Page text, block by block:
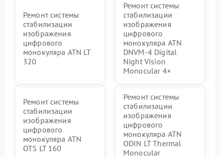
Ремонт системы
стабилизации
изображения
цифрового
монокуляра ATN LT
320
Ремонт системы
стабилизации
изображения
цифрового
монокуляра ATN
DNVM-4 Digital
Night Vision
Monocular 4×
Ремонт системы
стабилизации
изображения
цифрового
монокуляра ATN
OTS LT 160
Ремонт системы
стабилизации
изображения
цифрового
монокуляра ATN
ODIN LT Thermal
Monocular